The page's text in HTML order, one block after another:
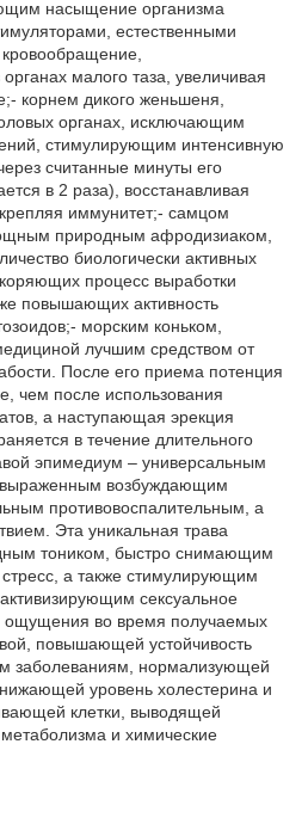
насыщение организма
естественными
малого таза, увеличивая
корнем дикого женьшеня,
органах, исключающим
стимулирующим интенсивную
считанные минуты его
в 2 раза), восстанавливая
иммунитет;- самцом
природным афродизиаком,
биологически активных
процесс выработки
повышающих активность
морским коньком,
лучшим средством от
После его приема потенция
чем после использования
а наступающая эрекция
в течение длительного
эпимедиум – универсальным
возбуждающим
противовоспалительным, а
Эта уникальная трава
тоником, быстро снимающим
а также стимулирующим
сексуальное
во время получаемых
повышающей устойчивость
заболеваниям, нормализующей
уровень холестерина и
клетки, выводящей
и химические